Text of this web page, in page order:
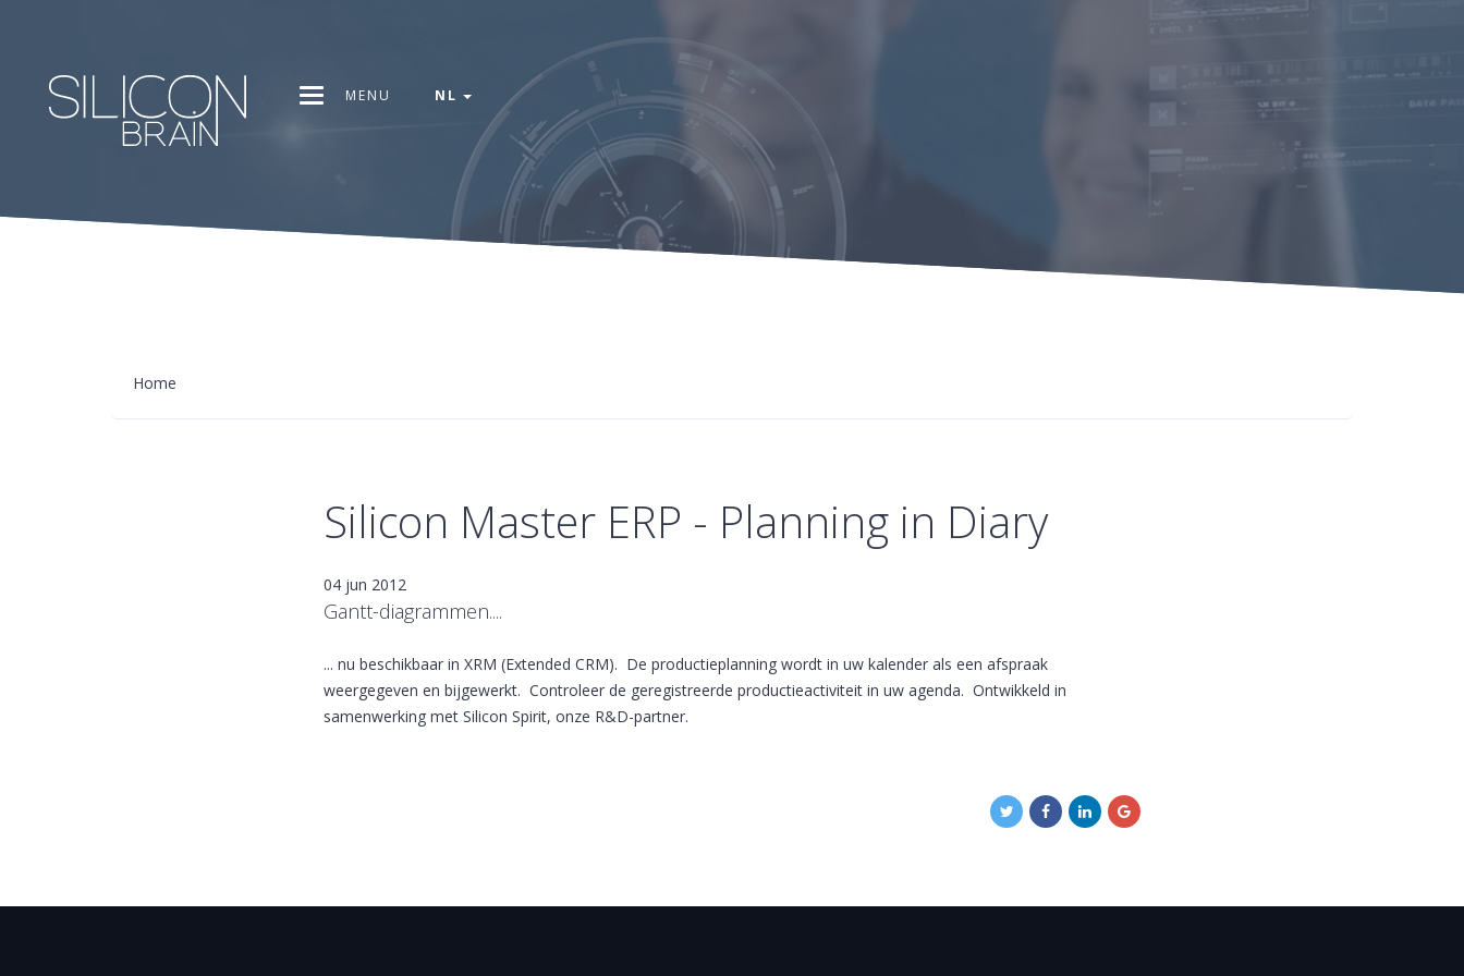
MENU NL
Home
Silicon Master ERP - Planning in Diary
04 jun 2012
Gantt-diagrammen....
... nu beschikbaar in XRM (Extended CRM). De productieplanning wordt in uw kalender als een afspraak
weergegeven en bijgewerkt. Controleer de geregistreerde productieactiviteit in uw agenda. Ontwikkeld in
samenwerking met Silicon Spirit, onze R&D-partner.